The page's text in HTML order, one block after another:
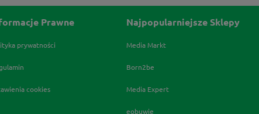
Prawne
prywatności
cookies
Najpopularniejsze Sklepy
Media Markt
Born2be
Media Expert
eobuwie